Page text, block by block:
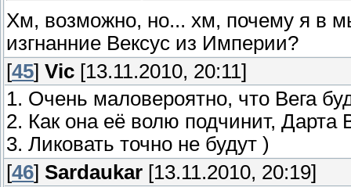
Хм, возможно, но... хм, почему я в
изгнанние Вексус из Империи?
[45] Vic [13.11.2010, 20:11]
1. Очень маловероятно, что Вега
2. Как она её волю подчинит, Дарта
3. Ликовать точно не будут )
[46] Sardaukar [13.11.2010, 20:19]